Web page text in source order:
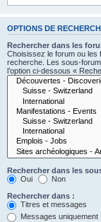
OPTIONS DE
Rechercher dans les
Choisissez le forum ou
recherche. Les sous-
l’option ci-dessous «
Rechercher dans les
Oui
Non
Rechercher dans :
Titres et messages
Messages uniquement